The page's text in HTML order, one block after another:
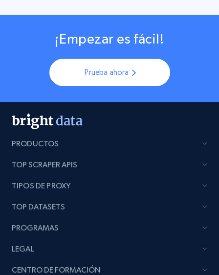
¡Empezar es fácil!
Prueba ahora
PRODUCTOS
TOP SCRAPER APIS
TIPOS DE PROXY
TOP DATASETS
PROGRAMAS
LEGAL
CENTRO DE FORMACIÓN